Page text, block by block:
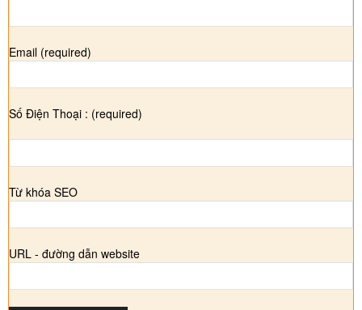
Email (required)
Số Điện Thoại : (required)
Từ khóa SEO
URL - đường dẫn website